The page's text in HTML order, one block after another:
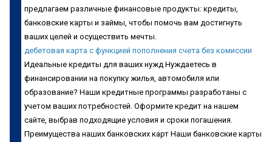
предлагаем различные финансовые продукты: кредиты,
банковские карты и займы, чтобы помочь вам достигнуть
ваших целей и осуществить мечты.
дебетовая карта с функцией пополнения счета без комиссии
Идеальные кредиты для ваших нужд Нуждаетесь в
финансировании на покупку жилья, автомобиля или
образование? Наши кредитные программы разработаны с
учетом ваших потребностей. Оформите кредит на нашем
сайте, выбрав подходящие условия и сроки погашения.
Преимущества наших банковских карт Наши банковские карты